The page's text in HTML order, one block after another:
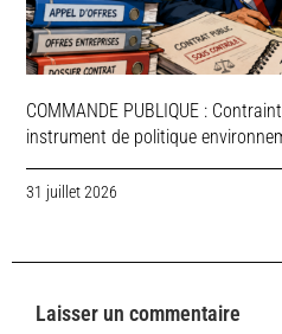
COMMANDE PUBLIQUE :
instrument de politique
31 juillet 2026
Laisser un commentaire